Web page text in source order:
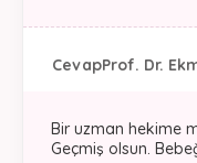
CevapProf. Dr.
Bir uzman hekime
Geçmiş olsun.